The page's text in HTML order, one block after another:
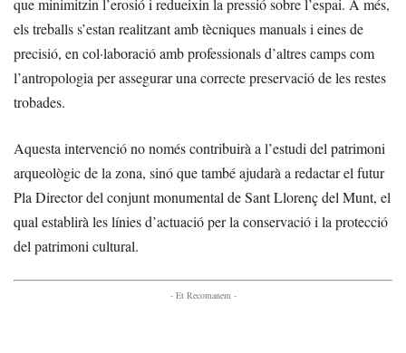
que minimitzin l’erosió i redueixin la pressió sobre l’espai. A més,
els treballs s’estan realitzant amb tècniques manuals i eines de
precisió, en col·laboració amb professionals d’altres camps com
l’antropologia per assegurar una correcte preservació de les restes
trobades.
Aquesta intervenció no només contribuirà a l’estudi del patrimoni
arqueològic de la zona, sinó que també ajudarà a redactar el futur
Pla Director del conjunt monumental de Sant Llorenç del Munt, el
qual establirà les línies d’actuació per la conservació i la protecció
del patrimoni cultural.
- Et Recomanem -